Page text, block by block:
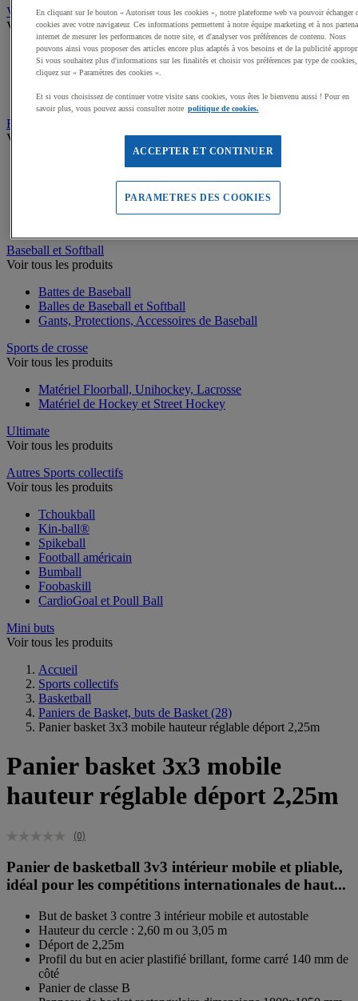
Volleyball
Voir tous les produits
Ballons de Volley
Poteaux, Accessoires terrains de Volley
Beach Volley
Rugby
Voir tous les produits
Ballons de Rugby
Poteaux de Rugby, buts de Rugby
Equipement d'entrainement Rugby
Baseball et Softball
Voir tous les produits
Battes de Baseball
Balles de Baseball et Softball
Gants, Protections, Accessoires de Baseball
Sports de crosse
Voir tous les produits
Matériel Floorball, Unihockey, Lacrosse
Matériel de Hockey et Street Hockey
Ultimate
Voir tous les produits
Autres Sports collectifs
Voir tous les produits
Tchoukball
Kin-ball®
Spikeball
Football américain
Bumball
Foobaskill
CardioGoal et Poull Ball
Mini buts
Voir tous les produits
Accueil
Sports collectifs
Basketball
Paniers de Basket, buts de Basket (28)
Panier basket 3x3 mobile hauteur réglable déport 2,25m
Panier basket 3x3 mobile
hauteur réglable déport 2,25m
(0)
Panier de basketball 3v3 intérieur mobile et pliable,
idéal pour les compétitions internationales de haut...
But de basket 3 contre 3 intérieur mobile et autostable
Hauteur du cercle : 2,60 m ou 3,05 m
Déport de 2,25m
Profil du but en acier plastifié brillant, forme carré 140 mm de
côté
Panier de classe B
En cliquant sur le bouton « Autoriser tous les cookies », notre plateforme web va pouvoir échanger
cookies avec votre navigateur. Ces informations permettent à notre équipe marketing et à nos
internet de mesurer les performances de notre site, et d'analyser vos préférences de contenu. Nous
pouvons ainsi vous proposer des articles encore plus adaptés à vos besoins et de la publicité
Si vous souhaitez plus d'informations sur les finalités et choisir vos préférences par type de cookies,
cliquez sur « Paramètres des cookies ».
Et si vous choisissez de continuer votre visite sans cookies, vous êtes le bienvenu aussi ! Pour en
savoir plus, vous pouvez aussi consulter notre politique de cookies.
ACCEPTER ET CONTINUER
PARAMETRES DES COOKIES